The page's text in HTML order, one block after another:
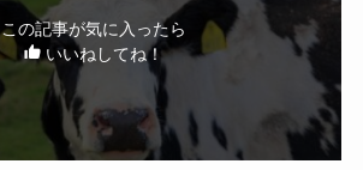
この記事が気に入ったら
いいねしてね！